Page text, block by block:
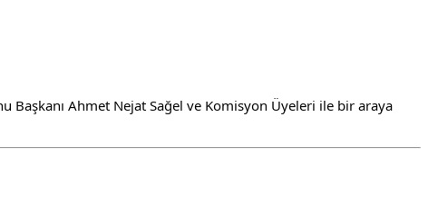
Başkanı Ahmet Nejat Sağel ve Komisyon Üyeleri ile bir araya